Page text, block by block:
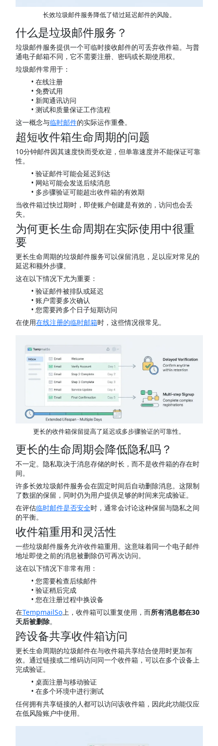
长效垃圾邮件服务降低了错过延迟邮件的风险。
什么是垃圾邮件服务？
垃圾邮件服务提供一个可临时接收邮件的可丢弃收件箱。与普
通电子邮箱不同，它不需要注册、密码或长期使用权。
垃圾邮件常用于：
在线注册
免费试用
新闻通讯访问
测试和质量保证工作流程
这一概念与临时邮件的实际运作重叠。
超短收件箱生命周期的问题
10分钟邮件因其速度快而受欢迎，但单靠速度并不能保证可靠
性。
验证邮件可能会延迟到达
网站可能会发送后续消息
多步骤验证可能超出收件箱的有效期
当收件箱过快过期时，即使账户创建是有效的，访问也会丢
失。
为何更长生命周期在实际使用中很重
要
更长生命周期的垃圾邮件服务可以保留消息，足以应对常见的
延迟和额外步骤。
这在以下情况下尤为重要：
验证邮件被排队或延迟
账户需要多次确认
您需要跨多个日子短期访问
在使用在线注册的临时邮箱时，这些情况很常见。
更长的收件箱保留提高了延迟或多步骤验证的可靠性。
更长的生命周期会降低隐私吗？
不一定。隐私取决于消息存储的时长，而不是收件箱的存在时
间。
许多长效垃圾邮件服务会在固定时间后自动删除消息。这限制
了数据的保留，同时仍为用户提供足够的时间来完成验证。
在评估临时邮件是否安全时，通常会讨论这种保留与隐私之间
的平衡。
收件箱重用和灵活性
一些垃圾邮件服务允许收件箱重用。这意味着同一个电子邮件
地址即使之前的消息被删除仍可再次访问。
这在以下情况下非常有用：
您需要检查后续邮件
验证稍后完成
您在注册过程中换设备
在TempmailSo上，收件箱可以重复使用，而所有消息都在30
天后被删除。
跨设备共享收件箱访问
更长生命周期的垃圾邮件在与收件箱共享结合使用时更加有
效。通过链接或二维码访问同一个收件箱，可以在多个设备上
完成验证。
桌面注册与移动验证
在多个环境中进行测试
任何拥有共享链接的人都可以访问该收件箱，因此此功能仅应
在低风险账户中使用。